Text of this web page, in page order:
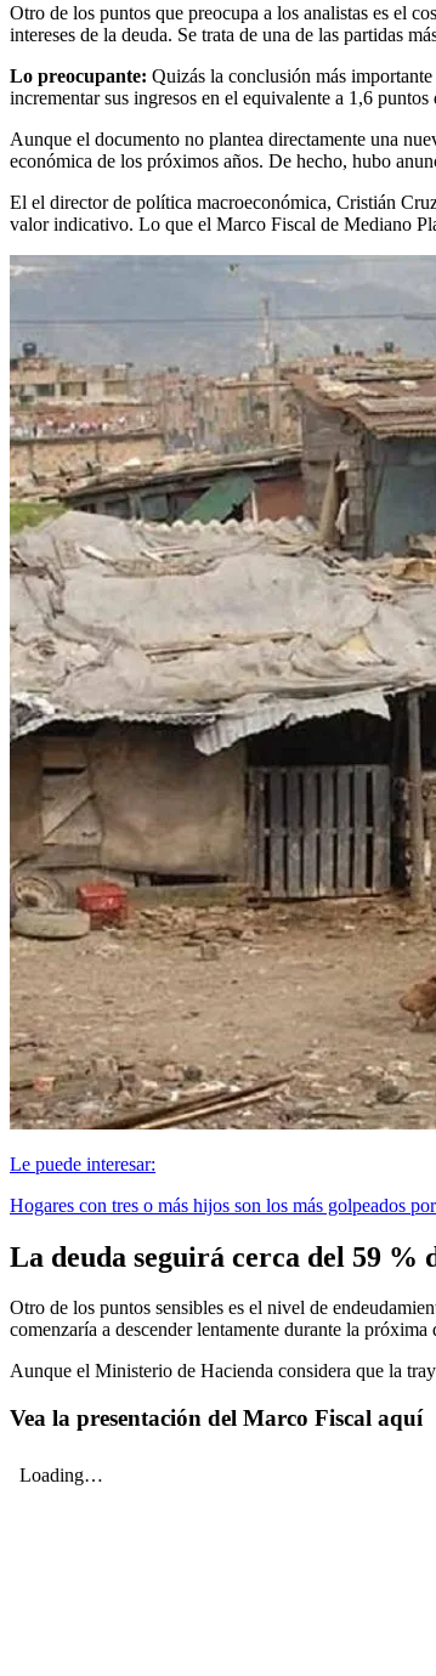
Otro de los puntos que preocupa a los analistas es el
intereses de la deuda. Se trata de una de las partidas
Lo preocupante: Quizás la conclusión más
incrementar sus ingresos en el equivalente a 1,6
Aunque el documento no plantea directamente una
económica de los próximos años. De hecho, hubo
El el director de política macroeconómica, Cristián
valor indicativo. Lo que el Marco Fiscal de Mediano
Le puede interesar:
Hogares con tres o más hijos son los más golpeados
La deuda seguirá cerca del 59 %
Otro de los puntos sensibles es el nivel de
comenzaría a descender lentamente durante la próxima
Aunque el Ministerio de Hacienda considera que la
Vea la presentación del Marco Fiscal aquí